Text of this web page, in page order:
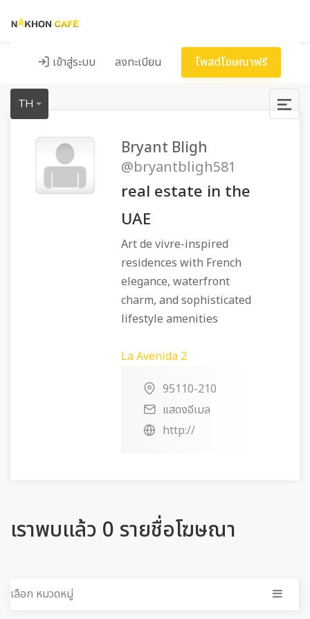
เข้าสู่ระบบ ลงทะเบียน โพสต์โฆษณาฟรี
TH
Bryant Bligh
@bryantbligh581
real estate in the
UAE
Art de vivre-inspired
residences with French
elegance, waterfront
charm, and sophisticated
lifestyle amenities
La Avenida 2
95110-210
แสดงอีเมล
http://
เราพบแล้ว 0 รายชื่อโฆษณา
เลือก หมวดหมู่